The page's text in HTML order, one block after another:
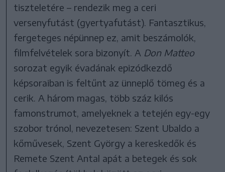
tiszteletére – rendezik meg a ceri
versenyfutást (gyertyafutást). Fantasztikus,
fergeteges népünnep ez, amit beszámolók,
filmfelvételek sora bizonyít. A Don Matteo
sorozat egyik évadának epizódkezdő
képsoraiban is feltűnt az ünneplő tömeg és a
cerik. A három magas, több száz kilós
famonstrumot, amelyeknek a tetején egy-egy
szobor trónol, nevezetesen: Szent Ubaldo a
kőművesek, Szent György a kereskedők és
Remete Szent Antal apát a betegek és sok